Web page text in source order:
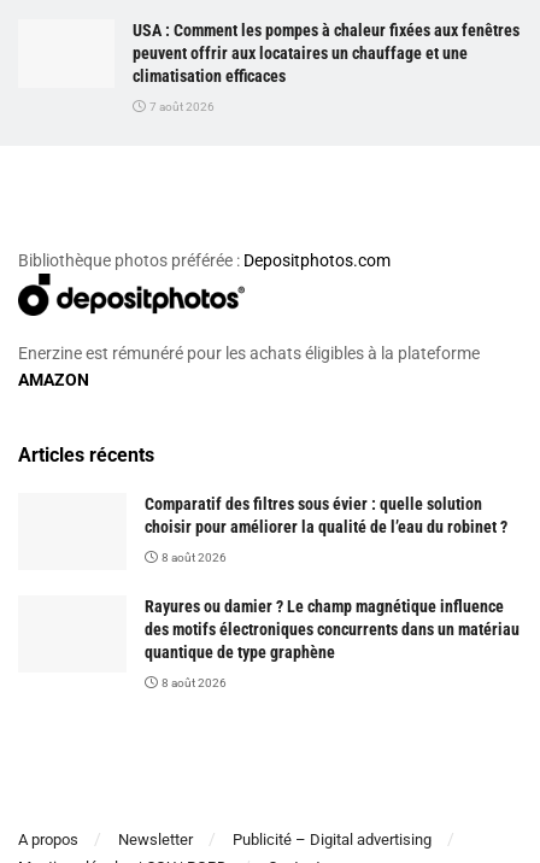
USA : Comment les pompes à chaleur fixées aux fenêtres
peuvent offrir aux locataires un chauffage et une
climatisation efficaces
7 août 2026
Bibliothèque photos préférée : Depositphotos.com
Enerzine est rémunéré pour les achats éligibles à la plateforme
AMAZON
Articles récents
Comparatif des filtres sous évier : quelle solution
choisir pour améliorer la qualité de l’eau du robinet ?
8 août 2026
Rayures ou damier ? Le champ magnétique influence
des motifs électroniques concurrents dans un matériau
quantique de type graphène
8 août 2026
A propos Newsletter
Publicité – Digital advertising